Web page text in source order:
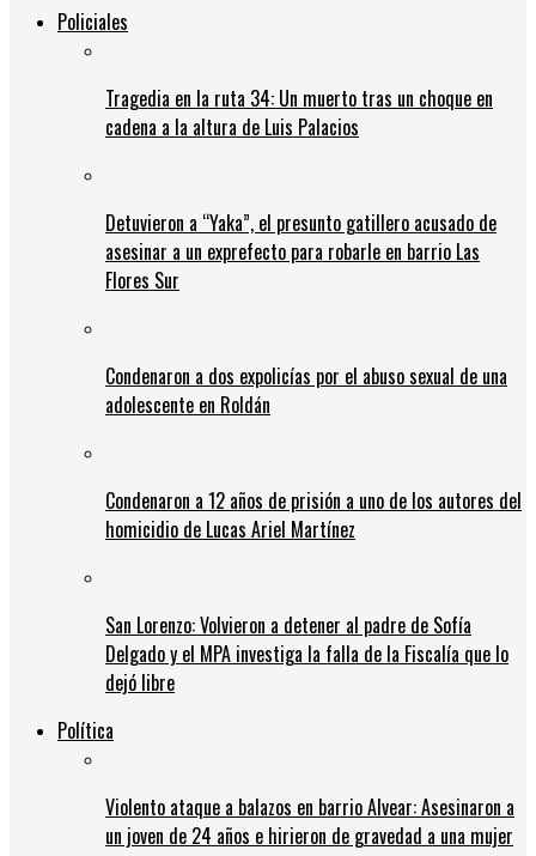
Policiales
Tragedia en la ruta 34: Un muerto tras un choque en
cadena a la altura de Luis Palacios
Detuvieron a “Yaka”, el presunto gatillero acusado de
asesinar a un exprefecto para robarle en barrio Las
Flores Sur
Condenaron a dos expolicías por el abuso sexual de una
adolescente en Roldán
Condenaron a 12 años de prisión a uno de los autores del
homicidio de Lucas Ariel Martínez
San Lorenzo: Volvieron a detener al padre de Sofía
Delgado y el MPA investiga la falla de la Fiscalía que lo
dejó libre
Política
Violento ataque a balazos en barrio Alvear: Asesinaron a
un joven de 24 años e hirieron de gravedad a una mujer